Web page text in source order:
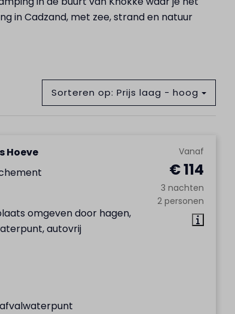
in Cadzand, met zee, strand en natuur
Sorteren op: Prijs laag - hoog
Vanaf
€ 114
3 nachten
2 personen
Hoeve
omgeven door hagen,
autovrij